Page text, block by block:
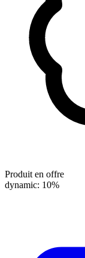
Produit en offre
dynamic: 10%